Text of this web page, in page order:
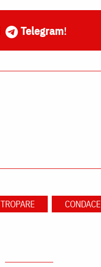
Telegram!
TROPARE CONDACE